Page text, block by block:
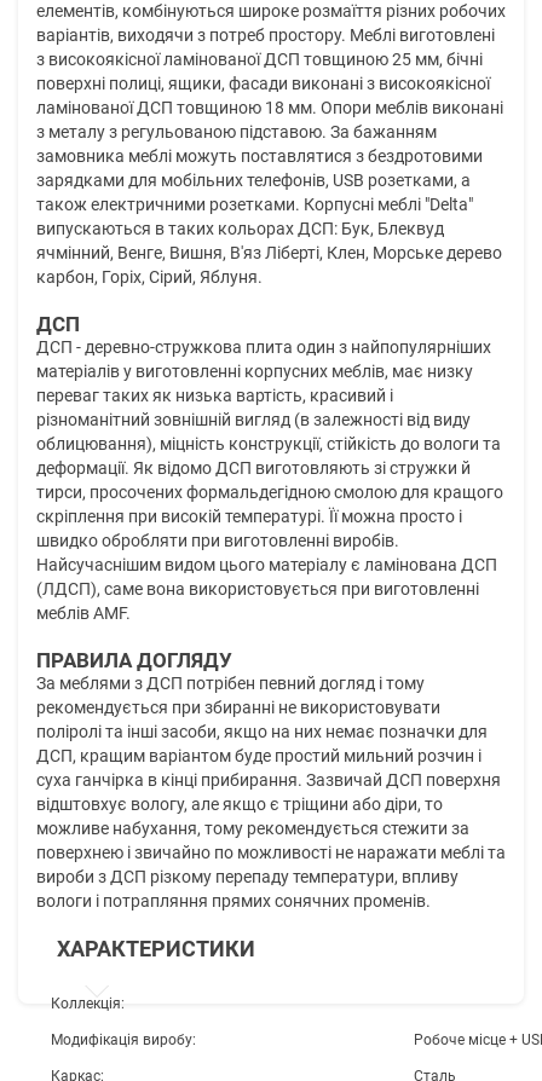
елементів, комбінуються широке розмаїття різних робочих
варіантів, виходячи з потреб простору. Меблі виготовлені
з високоякісної ламінованої ДСП товщиною 25 мм, бічні
поверхні полиці, ящики, фасади виконані з високоякісної
ламінованої ДСП товщиною 18 мм. Опори меблів виконані
з металу з регульованою підставою. За бажанням
замовника меблі можуть поставлятися з бездротовими
зарядками для мобільних телефонів, USB розетками, а
також електричними розетками. Корпусні меблі "Delta"
випускаються в таких кольорах ДСП: Бук, Блеквуд
ячмінний, Венге, Вишня, В'яз Ліберті, Клен, Морське дерево
карбон, Горіх, Сірий, Яблуня.
ДСП
ДСП - деревно-стружкова плита один з найпопулярніших
матеріалів у виготовленні корпусних меблів, має низку
переваг таких як низька вартість, красивий і
різноманітний зовнішній вигляд (в залежності від виду
облицювання), міцність конструкції, стійкість до вологи та
деформації. Як відомо ДСП виготовляють зі стружки й
тирси, просочених формальдегідною смолою для кращого
скріплення при високій температурі. Її можна просто і
швидко обробляти при виготовленні виробів.
Найсучаснішим видом цього матеріалу є ламінована ДСП
(ЛДСП), саме вона використовується при виготовленні
меблів AMF.
ПРАВИЛА ДОГЛЯДУ
За меблями з ДСП потрібен певний догляд і тому
рекомендується при збиранні не використовувати
поліролі та інші засоби, якщо на них немає позначки для
ДСП, кращим варіантом буде простий мильний розчин і
суха ганчірка в кінці прибирання. Зазвичай ДСП поверхня
відштовхує вологу, але якщо є тріщини або діри, то
можливе набухання, тому рекомендується стежити за
поверхнею і звичайно по можливості не наражати меблі та
вироби з ДСП різкому перепаду температури, впливу
вологи і потрапляння прямих сонячних променів.
ХАРАКТЕРИСТИКИ
Коллекція:
Модифікація виробу: Робоче місце +
Каркас: Сталь